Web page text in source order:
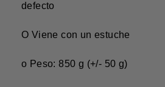
defecto
O Viene con un estuche
o Peso:850 g (+/- 50 g)